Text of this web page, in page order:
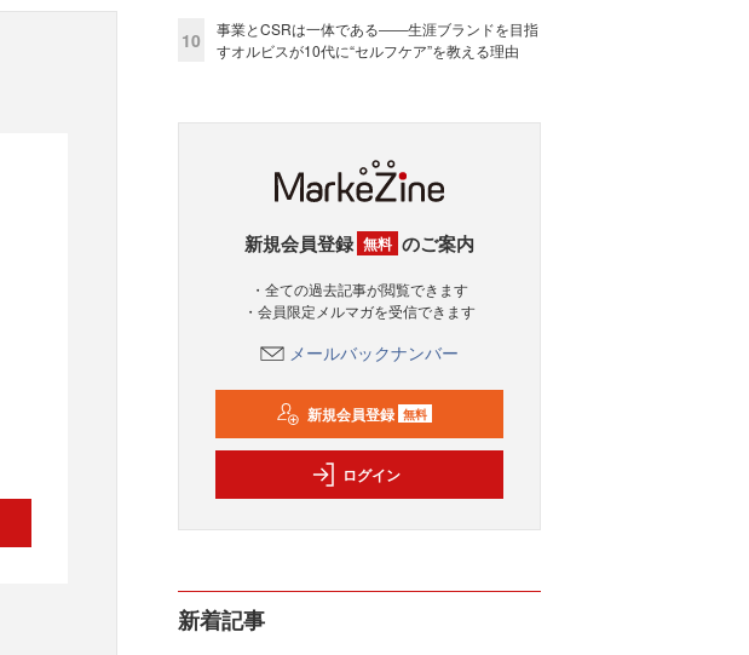
10
事業とCSRは一体である――生涯ブランドを目指
すオルビスが10代に“セルフケア”を教える理由
新規会員登録 無料 のご案内
・全ての過去記事が閲覧できます
・会員限定メルマガを受信できます
メールバックナンバー
新規会員登録 無料
ログイン
新着記事